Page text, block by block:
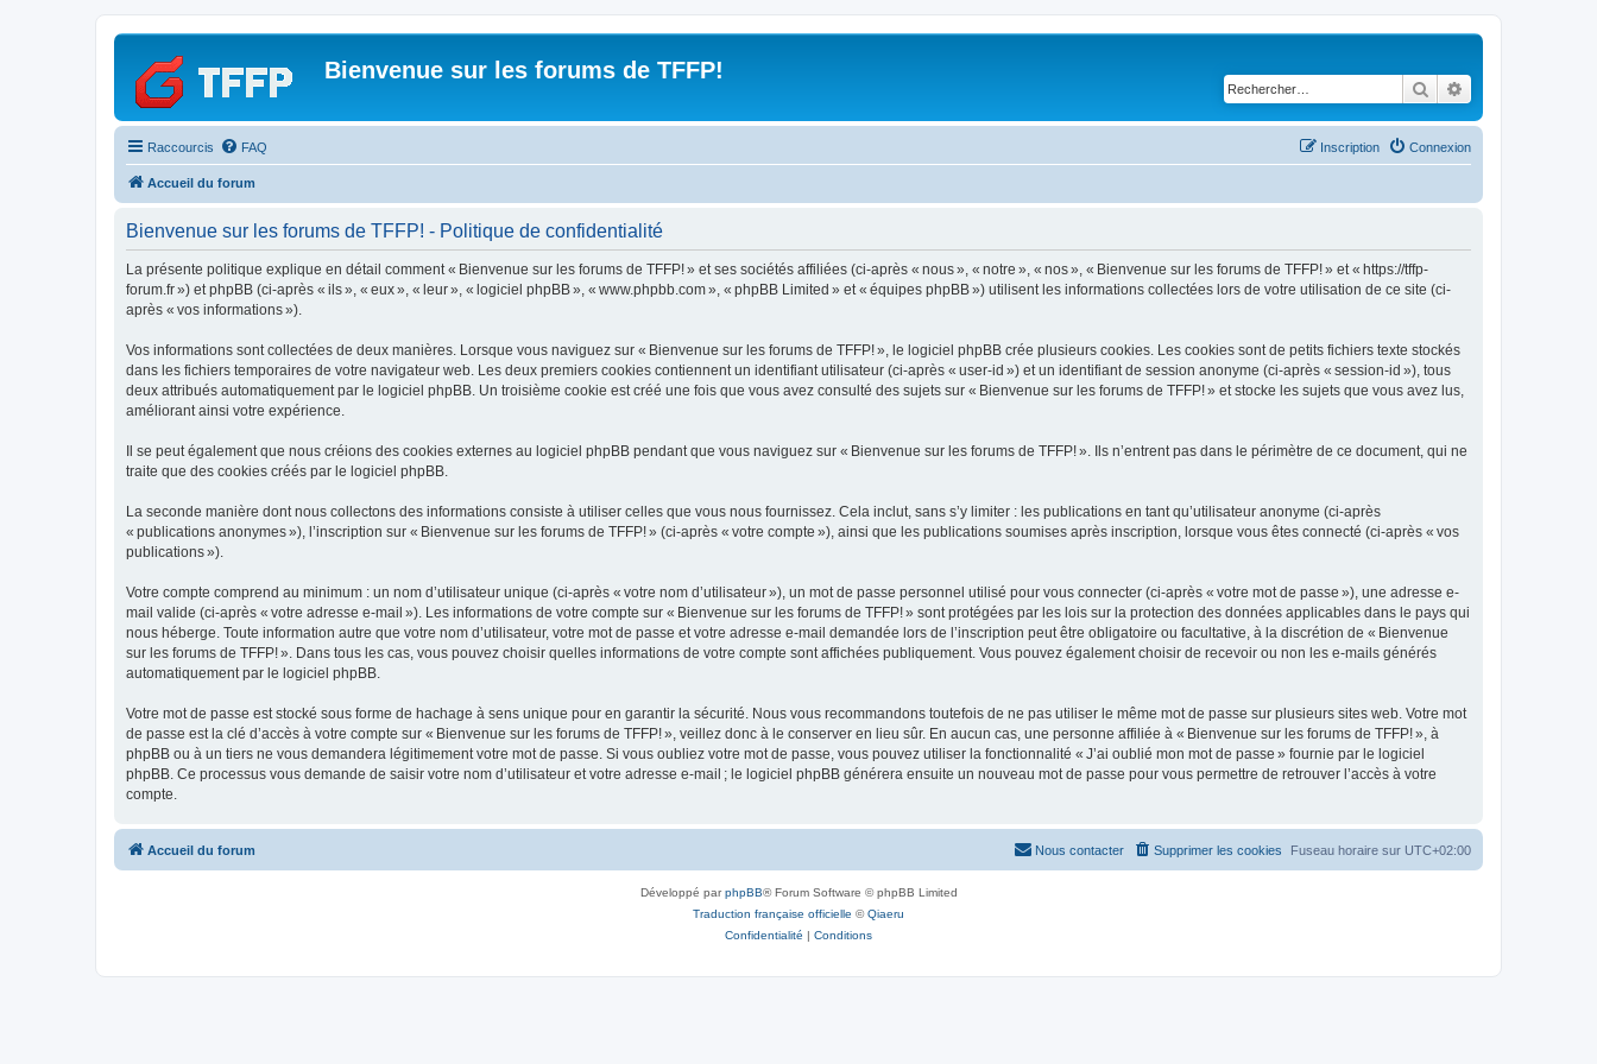
Bienvenue sur les forums de TFFP!
Rechercher
Raccourcis FAQ Connexion
Inscription
Accueil du forum
Bienvenue sur les forums de TFFP! - Politique de confidentialité
La présente politique explique en détail comment « Bienvenue sur les forums de TFFP! » et ses sociétés affiliées (ci-après « nous », « notre », « nos », « Bienvenue sur les forums de TFFP! » et « https://tffp-
forum.fr ») et phpBB (ci-après « ils », « eux », « leur », « logiciel phpBB », « www.phpbb.com », « phpBB Limited » et « équipes phpBB ») utilisent les informations collectées lors de votre utilisation de ce site (ci-
après « vos informations »).
Vos informations sont collectées de deux manières. Lorsque vous naviguez sur « Bienvenue sur les forums de TFFP! », le logiciel phpBB crée plusieurs cookies. Les cookies sont de petits fichiers texte stockés
dans les fichiers temporaires de votre navigateur web. Les deux premiers cookies contiennent un identifiant utilisateur (ci-après « user-id ») et un identifiant de session anonyme (ci-après « session-id »), tous
deux attribués automatiquement par le logiciel phpBB. Un troisième cookie est créé une fois que vous avez consulté des sujets sur « Bienvenue sur les forums de TFFP! » et stocke les sujets que vous avez lus,
améliorant ainsi votre expérience.
Il se peut également que nous créions des cookies externes au logiciel phpBB pendant que vous naviguez sur « Bienvenue sur les forums de TFFP! ». Ils n’entrent pas dans le périmètre de ce document, qui ne
traite que des cookies créés par le logiciel phpBB.
La seconde manière dont nous collectons des informations consiste à utiliser celles que vous nous fournissez. Cela inclut, sans s’y limiter : les publications en tant qu’utilisateur anonyme (ci-après
« publications anonymes »), l’inscription sur « Bienvenue sur les forums de TFFP! » (ci-après « votre compte »), ainsi que les publications soumises après inscription, lorsque vous êtes connecté (ci-après « vos
publications »).
Votre compte comprend au minimum : un nom d’utilisateur unique (ci-après « votre nom d’utilisateur »), un mot de passe personnel utilisé pour vous connecter (ci-après « votre mot de passe »), une adresse e-
mail valide (ci-après « votre adresse e-mail »). Les informations de votre compte sur « Bienvenue sur les forums de TFFP! » sont protégées par les lois sur la protection des données applicables dans le pays qui
nous héberge. Toute information autre que votre nom d’utilisateur, votre mot de passe et votre adresse e-mail demandée lors de l’inscription peut être obligatoire ou facultative, à la discrétion de « Bienvenue
sur les forums de TFFP! ». Dans tous les cas, vous pouvez choisir quelles informations de votre compte sont affichées publiquement. Vous pouvez également choisir de recevoir ou non les e-mails générés
automatiquement par le logiciel phpBB.
Votre mot de passe est stocké sous forme de hachage à sens unique pour en garantir la sécurité. Nous vous recommandons toutefois de ne pas utiliser le même mot de passe sur plusieurs sites web. Votre mot
de passe est la clé d’accès à votre compte sur « Bienvenue sur les forums de TFFP! », veillez donc à le conserver en lieu sûr. En aucun cas, une personne affiliée à « Bienvenue sur les forums de TFFP! », à
phpBB ou à un tiers ne vous demandera légitimement votre mot de passe. Si vous oubliez votre mot de passe, vous pouvez utiliser la fonctionnalité « J’ai oublié mon mot de passe » fournie par le logiciel
phpBB. Ce processus vous demande de saisir votre nom d’utilisateur et votre adresse e-mail ; le logiciel phpBB générera ensuite un nouveau mot de passe pour vous permettre de retrouver l’accès à votre
compte.
Accueil du forum Fuseau horaire sur UTC+02:00
Supprimer les cookies
Nous contacter
Développé parphpBB® Forum Software © phpBB Limited
Traduction française officielle ©Qiaeru
Confidentialité | Conditions